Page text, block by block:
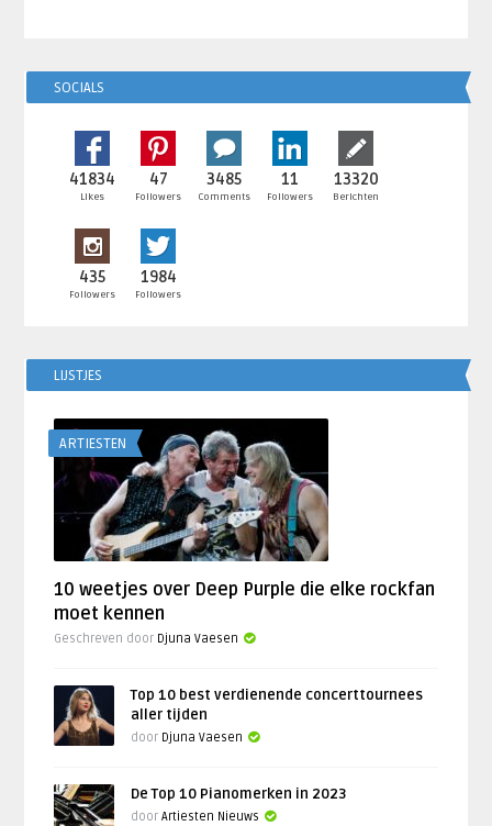
SOCIALS
41834
Likes
47
Followers
3485
Comments
11
Followers
13320
Berichten
435
Followers
1984
Followers
LIJSTJES
ARTIESTEN
10 weetjes over Deep Purple die elke rockfan
moet kennen
Geschreven door Djuna Vaesen
Top 10 best verdienende concerttournees
aller tijden
door Djuna Vaesen
De Top 10 Pianomerken in 2023
doorArtiesten Nieuws